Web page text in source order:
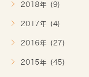
2018年 (9)
2017年 (4)
2016年 (27)
2015年 (45)